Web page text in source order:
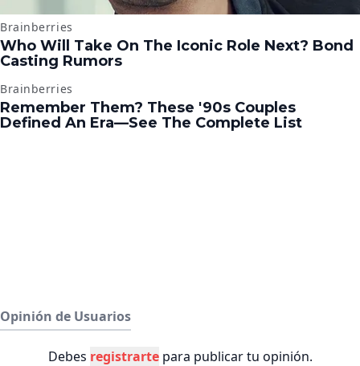
Opinión de Usuarios
Debes registrartepara publicar tu opinión.